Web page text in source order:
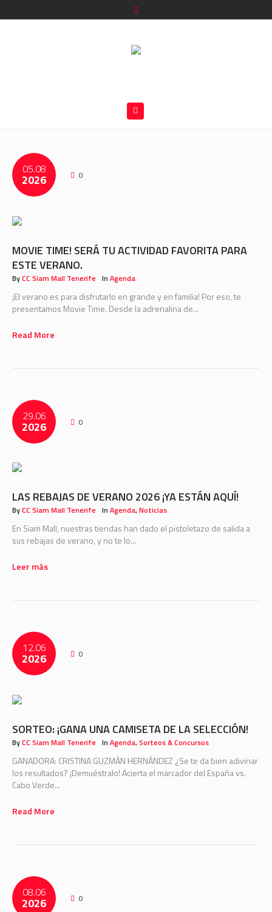
05.08
2026 0
MOVIE TIME! SERÁ TU ACTIVIDAD FAVORITA PARA
ESTE VERANO.
ByCC Siam Mall Tenerife In Agenda
¡El verano es para disfrutarlo en grande y en familia! Por eso, te
presentamos Movie Time. Desde la adrenalina de...
Read More
29.06
2026 0
LAS REBAJAS DE VERANO 2026 ¡YA ESTÁN AQUÍ!
ByCC Siam Mall Tenerife In Agenda,Noticias
En Siam Mall, nuestras tiendas han dado el pistoletazo de salida a
sus rebajas de verano, y no te lo...
Leer más
12.06
2026 0
SORTEO: ¡GANA UNA CAMISETA DE LA SELECCIÓN!
ByCC Siam Mall Tenerife In Agenda,Sorteos & Concursos
GANADORA: CRISTINA GUZMÁN HERNÁNDEZ ¿Se te da bien adivinar
los resultados? ¡Demuéstralo! Acierta el marcador del España vs.
Cabo Verde...
Read More
08.06
2026 0